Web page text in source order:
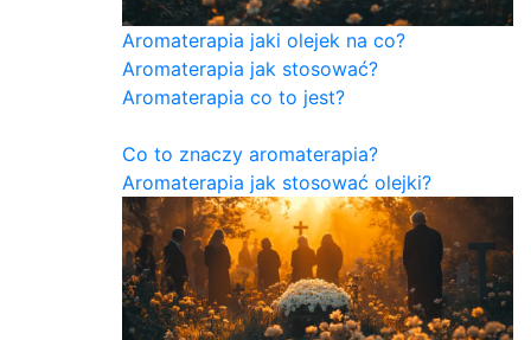
Aromaterapia jaki olejek na co?
Aromaterapia jak stosować?
Aromaterapia co to jest?
Co to znaczy aromaterapia?
Aromaterapia jak stosować olejki?